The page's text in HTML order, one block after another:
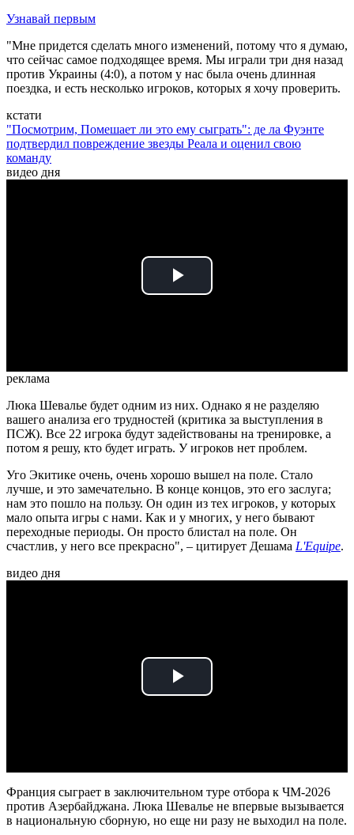
Узнавай первым
"Мне придется сделать много изменений, потому что я думаю,
что сейчас самое подходящее время. Мы играли три дня назад
против Украины (4:0), а потом у нас была очень длинная
поездка, и есть несколько игроков, которых я хочу проверить.
кстати
"Посмотрим, Помешает ли это ему сыграть": де ла Фуэнте
подтвердил повреждение звезды Реала и оценил свою
команду
видео дня
Play
реклама
Люка Шевалье будет одним из них. Однако я не разделяю
вашего анализа его трудностей (критика за выступления в
ПСЖ). Все 22 игрока будут задействованы на тренировке, а
потом я решу, кто будет играть. У игроков нет проблем.
Уго Экитике очень, очень хорошо вышел на поле. Стало
лучше, и это замечательно. В конце концов, это его заслуга;
нам это пошло на пользу. Он один из тех игроков, у которых
мало опыта игры с нами. Как и у многих, у него бывают
переходные периоды. Он просто блистал на поле. Он
счастлив, у него все прекрасно", – цитирует Дешама L'Equipe.
видео дня
Play
Франция сыграет в заключительном туре отбора к ЧМ-2026
против Азербайджана. Люка Шевалье не впервые вызывается
в национальную сборную, но еще ни разу не выходил на поле.